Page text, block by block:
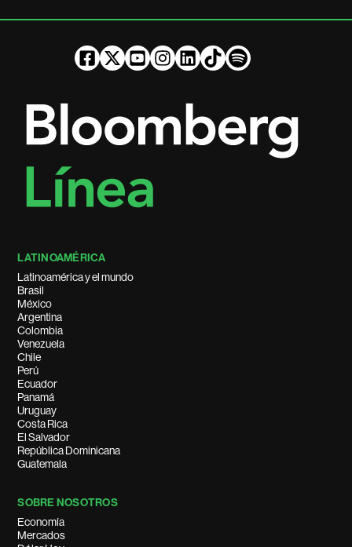
LATINOAMÉRICA
Latinoamérica y el mundo
Brasil
México
Argentina
Colombia
Venezuela
Chile
Perú
Ecuador
Panamá
Uruguay
Costa Rica
El Salvador
República Dominicana
Guatemala
SOBRE NOSOTROS
Economía
Mercados